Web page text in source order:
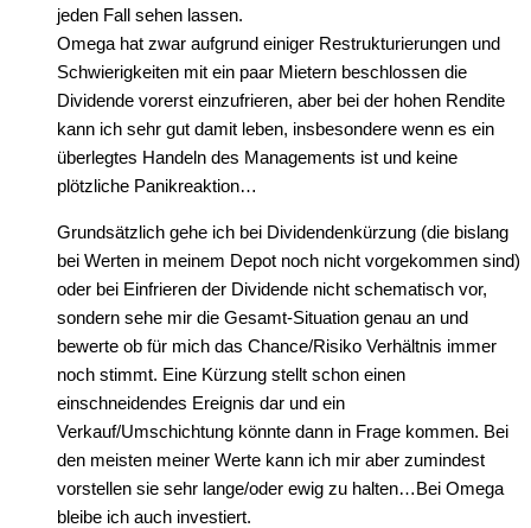
jeden Fall sehen lassen.
Omega hat zwar aufgrund einiger Restrukturierungen und
Schwierigkeiten mit ein paar Mietern beschlossen die
Dividende vorerst einzufrieren, aber bei der hohen Rendite
kann ich sehr gut damit leben, insbesondere wenn es ein
überlegtes Handeln des Managements ist und keine
plötzliche Panikreaktion…
Grundsätzlich gehe ich bei Dividendenkürzung (die bislang
bei Werten in meinem Depot noch nicht vorgekommen sind)
oder bei Einfrieren der Dividende nicht schematisch vor,
sondern sehe mir die Gesamt-Situation genau an und
bewerte ob für mich das Chance/Risiko Verhältnis immer
noch stimmt. Eine Kürzung stellt schon einen
einschneidendes Ereignis dar und ein
Verkauf/Umschichtung könnte dann in Frage kommen. Bei
den meisten meiner Werte kann ich mir aber zumindest
vorstellen sie sehr lange/oder ewig zu halten…Bei Omega
bleibe ich auch investiert.